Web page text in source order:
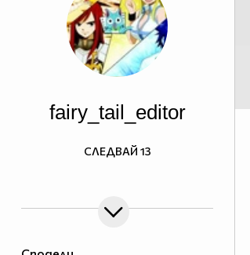
fairy_tail_editor
СЛЕДВАЙ 13